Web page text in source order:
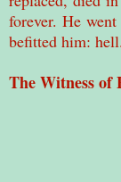
forever. He
befitted him: hell.
The Witness of